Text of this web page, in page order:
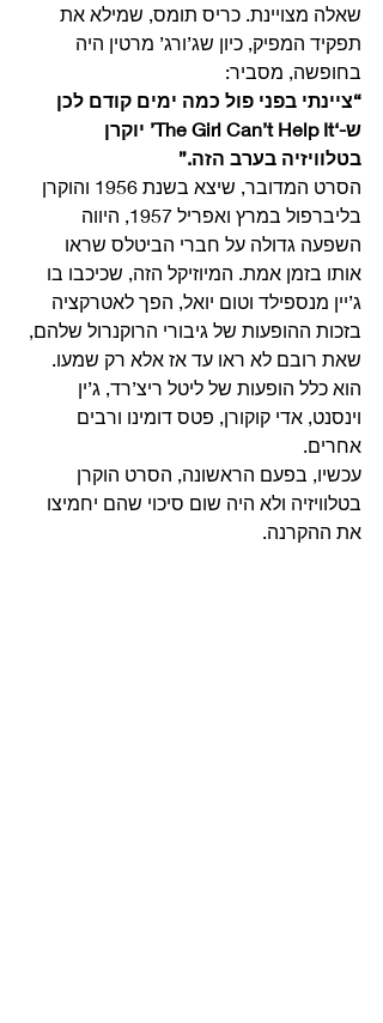
שאלה מצויינת. כריס תומס, שמילא את
תפקיד המפיק, כיון שג’ורג’ מרטין היה
בחופשה, מסביר:
“ציינתי בפני פול כמה ימים קודם לכן
ש-‘The Girl Can’t Help It’ יוקרן
בטלוויזיה בערב הזה.”
הסרט המדובר, שיצא בשנת 1956 והוקרן
בליברפול במרץ ואפריל 1957, היווה
השפעה גדולה על חברי הביטלס שראו
אותו בזמן אמת. המיוזיקל הזה, שכיכבו בו
ג’יין מנספילד וטום יואל, הפך לאטרקציה
בזכות ההופעות של גיבורי הרוקנרול שלהם,
שאת רובם לא ראו עד אז אלא רק שמעו.
הוא כלל הופעות של ליטל ריצ’רד, ג’ין
וינסנט, אדי קוקורן, פטס דומינו ורבים
אחרים.
עכשיו, בפעם הראשונה, הסרט הוקרן
בטלוויזיה ולא היה שום סיכוי שהם יחמיצו
את ההקרנה.